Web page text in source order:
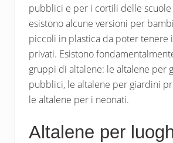
pubblici e per i cortili delle scuole
esistono alcune versioni per
piccoli in plastica da poter tenere
privati. Esistono
gruppi di altalene: le altalene per
pubblici, le altalene per giardini
le altalene per i neonati.
Altalene per